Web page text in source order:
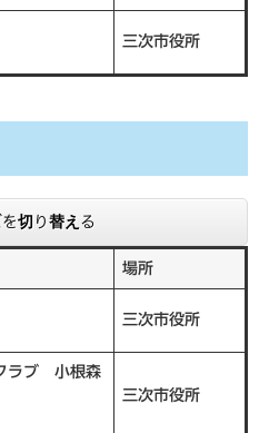
三次市役所
切り替える
場所
三次市役所
ラブ 小根森
三次市役所